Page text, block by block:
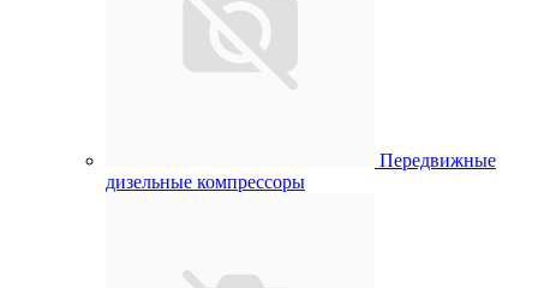
Передвижные
дизельные компрессоры